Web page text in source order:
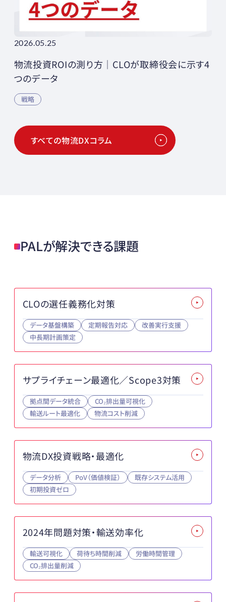
2026.05.25
物流投資ROIの測り方｜CLOが取締役会に示す4
つのデータ
戦略
すべての物流DXコラム
PALが解決できる課題
CLOの選任義務化対策
データ基盤構築 定期報告対応
改善実行支援
中長期計画策定
サプライチェーン最適化／Scope3対策
拠点間データ統合
CO₂排出量可視化
輸送ルート最適化
物流コスト削減
物流DX投資戦略・最適化
データ分析 PoV（価値検証）
既存システム活用
初期投資ゼロ
2024年問題対策・輸送効率化
輸送可視化 荷待ち時間削減
労働時間管理
CO₂排出量削減